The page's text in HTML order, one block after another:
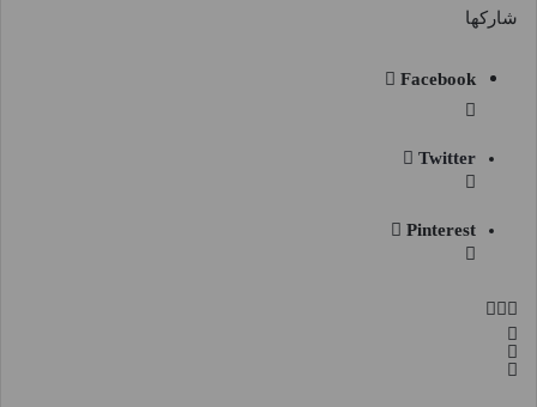
شاركها
Facebook
Twitter
Pinterest